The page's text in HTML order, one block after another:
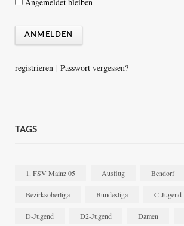
registrieren | Passwort vergessen?
TAGS
1. FSV Mainz 05 Ausflug Bendorf
Bezirksoberliga Bundesliga C-Jugend
D-Jugend D2-Jugend Damen